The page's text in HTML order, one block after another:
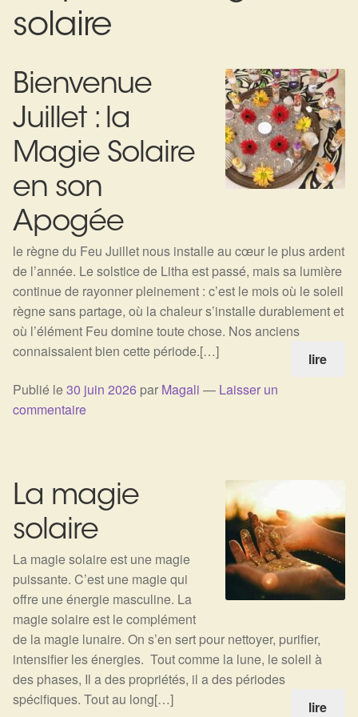
Bijoux
Bolas
Bracelets
Colliers
Pendentifs
Pierres
Harmonisation
Harmonisation de l’être
Sels de bain
Encens
Déco
Cadeaux de naissance
Ésotérisme : les pratiques spirituelles du monde invisible
Search
for:
solaire
Bienvenue
Juillet : la
Magie Solaire
en son
Apogée
le règne du Feu Juillet nous installe au cœur le plus ardent
de l’année. Le solstice de Litha est passé, mais sa lumière
continue de rayonner pleinement : c’est le mois où le soleil
règne sans partage, où la chaleur s’installe durablement et
où l’élément Feu domine toute chose. Nos anciens
connaissaient bien cette période.[…]
lire
Publié le30 juin 2026 par Magali — Laisser un
commentaire
La magie
solaire
La magie solaire est une magie
puissante. C’est une magie qui
offre une énergie masculine. La
magie solaire est le complément
de la magie lunaire. On s’en sert pour nettoyer, purifier,
intensifier les énergies. Tout comme la lune, le soleil à
des phases, Il a des propriétés, il a des périodes
spécifiques. Tout au long[…]
lire